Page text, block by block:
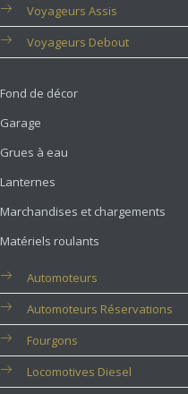
Voyageurs Assis
Voyageurs Debout
Fond de décor
Garage
Grues à eau
Lanternes
Marchandises et chargements
Matériels roulants
Automoteurs
Automoteurs Réservations
Fourgons
Locomotives Diesel